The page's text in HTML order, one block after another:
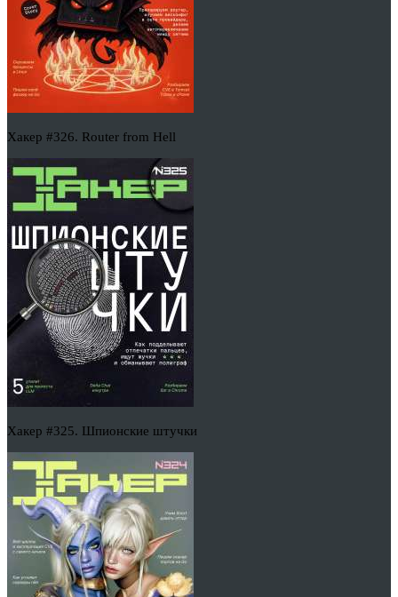
Хакер #326. Router from Hell
Хакер #325. Шпионские штучки